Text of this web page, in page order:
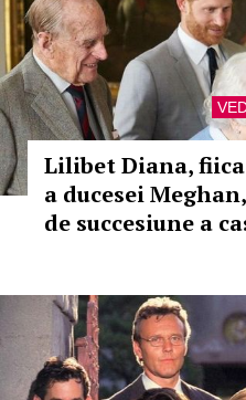
Lilibet Diana,
a ducesei
de succesiune a